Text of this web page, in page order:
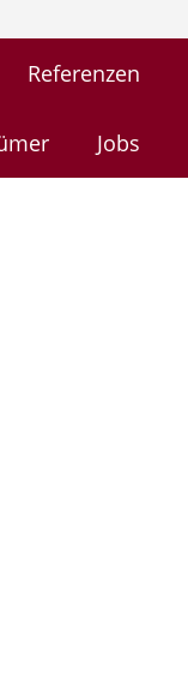
Referenzen
Jobs